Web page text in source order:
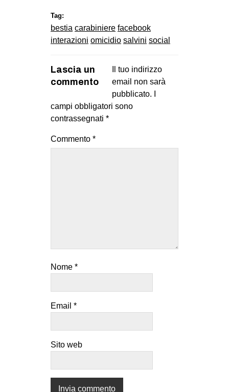
Tag:
bestia carabiniere facebook
interazioni omicidio salvini social
Lascia un
commento
Il tuo indirizzo
email non sarà
pubblicato.
campi obbligatori sono
contrassegnati *
Commento *
Nome *
Email *
Sito web